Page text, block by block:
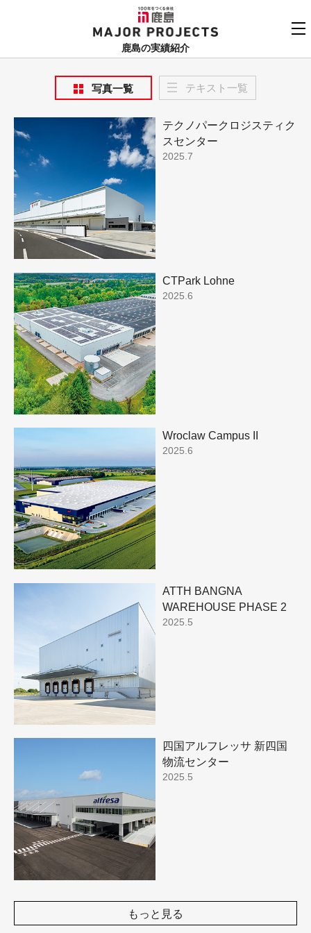
鹿島
MAJOR PROJECTS
鹿島の実績紹介
実績紹介TOP
用途でさがす
竣工年でさがす
地域でさがす
あいうえお順
関連リンク
よくあるご質問
鹿島建設株式会社
個人情報保護方針
写真一覧 テキスト一覧
テクノパークロジスティク
スセンター
2025.7
CTPark Lohne
2025.6
Wroclaw Campus II
2025.6
ATTH BANGNA
WAREHOUSE PHASE 2
2025.5
四国アルフレッサ 新四国
物流センター
2025.5
もっと見る